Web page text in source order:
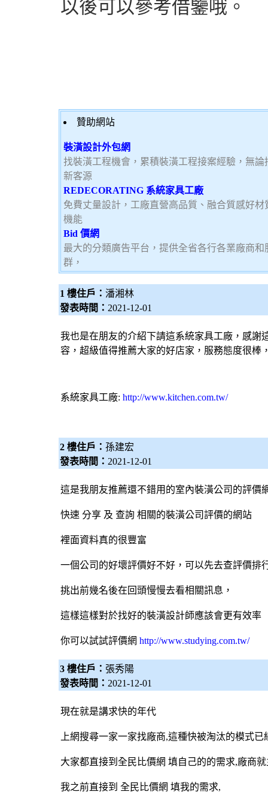
以後可以參考借鑒哦。
贊助網站
裝潢設計外包網
找裝潢工程機會，累積裝潢工程接案經驗，無
新客源
REDECORATING 系統家具工廠
免費丈量設計，工廠直營高品質、融合質感好
機能
Bid 價網
最大的分類廣告平台，提供全省各行各業廠商
群，
1 樓住戶： 潘湘林
發表時間： 2021-12-01
我也是在朋友的介紹下請這系統家具工廠，感謝
容，超級值得推薦大家的好店家，服務態度很棒
系統家具工廠: http://www.kitchen.com.tw/
2 樓住戶： 孫建宏
發表時間： 2021-12-01
這是我朋友推薦還不錯用的室內裝潢公司 的評價
快速 分享 及 查詢 相關的裝潢公司評價的網站
裡面資料真的很豐富
一個公司的好壞評價好不好，可以先去查評價排
挑出前幾名後在回頭慢慢去看相關訊息，
這樣這樣對於找好的裝潢設計師應該會更有效率
你可以試試評價網 http://www.studying.com.tw/
3 樓住戶： 張秀陽
發表時間： 2021-12-01
現在就是講求快的年代
上網搜尋一家一家找廠商,這種快被淘汰的模式已
大家都直接到 全民比價網 填自己的的需求,廠商
我之前直接到 全民比價網 填我的需求,